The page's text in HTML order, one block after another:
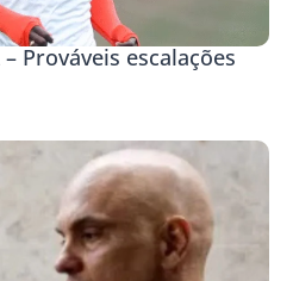
Prováveis escalações